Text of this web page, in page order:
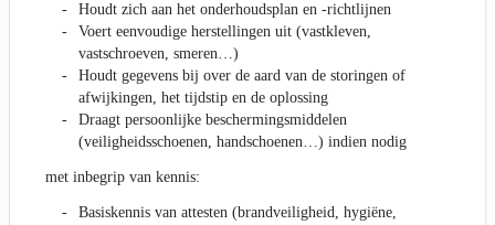
Houdt zich aan het onderhoudsplan en -richtlijnen
Voert eenvoudige herstellingen uit (vastkleven,
vastschroeven, smeren…)
Houdt gegevens bij over de aard van de storingen of
afwijkingen, het tijdstip en de oplossing
Draagt persoonlijke beschermingsmiddelen
(veiligheidsschoenen, handschoenen…) indien nodig
met inbegrip van kennis:
Basiskennis van attesten (brandveiligheid, hygiëne,